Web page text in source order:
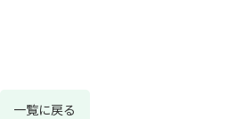
一覧に戻る